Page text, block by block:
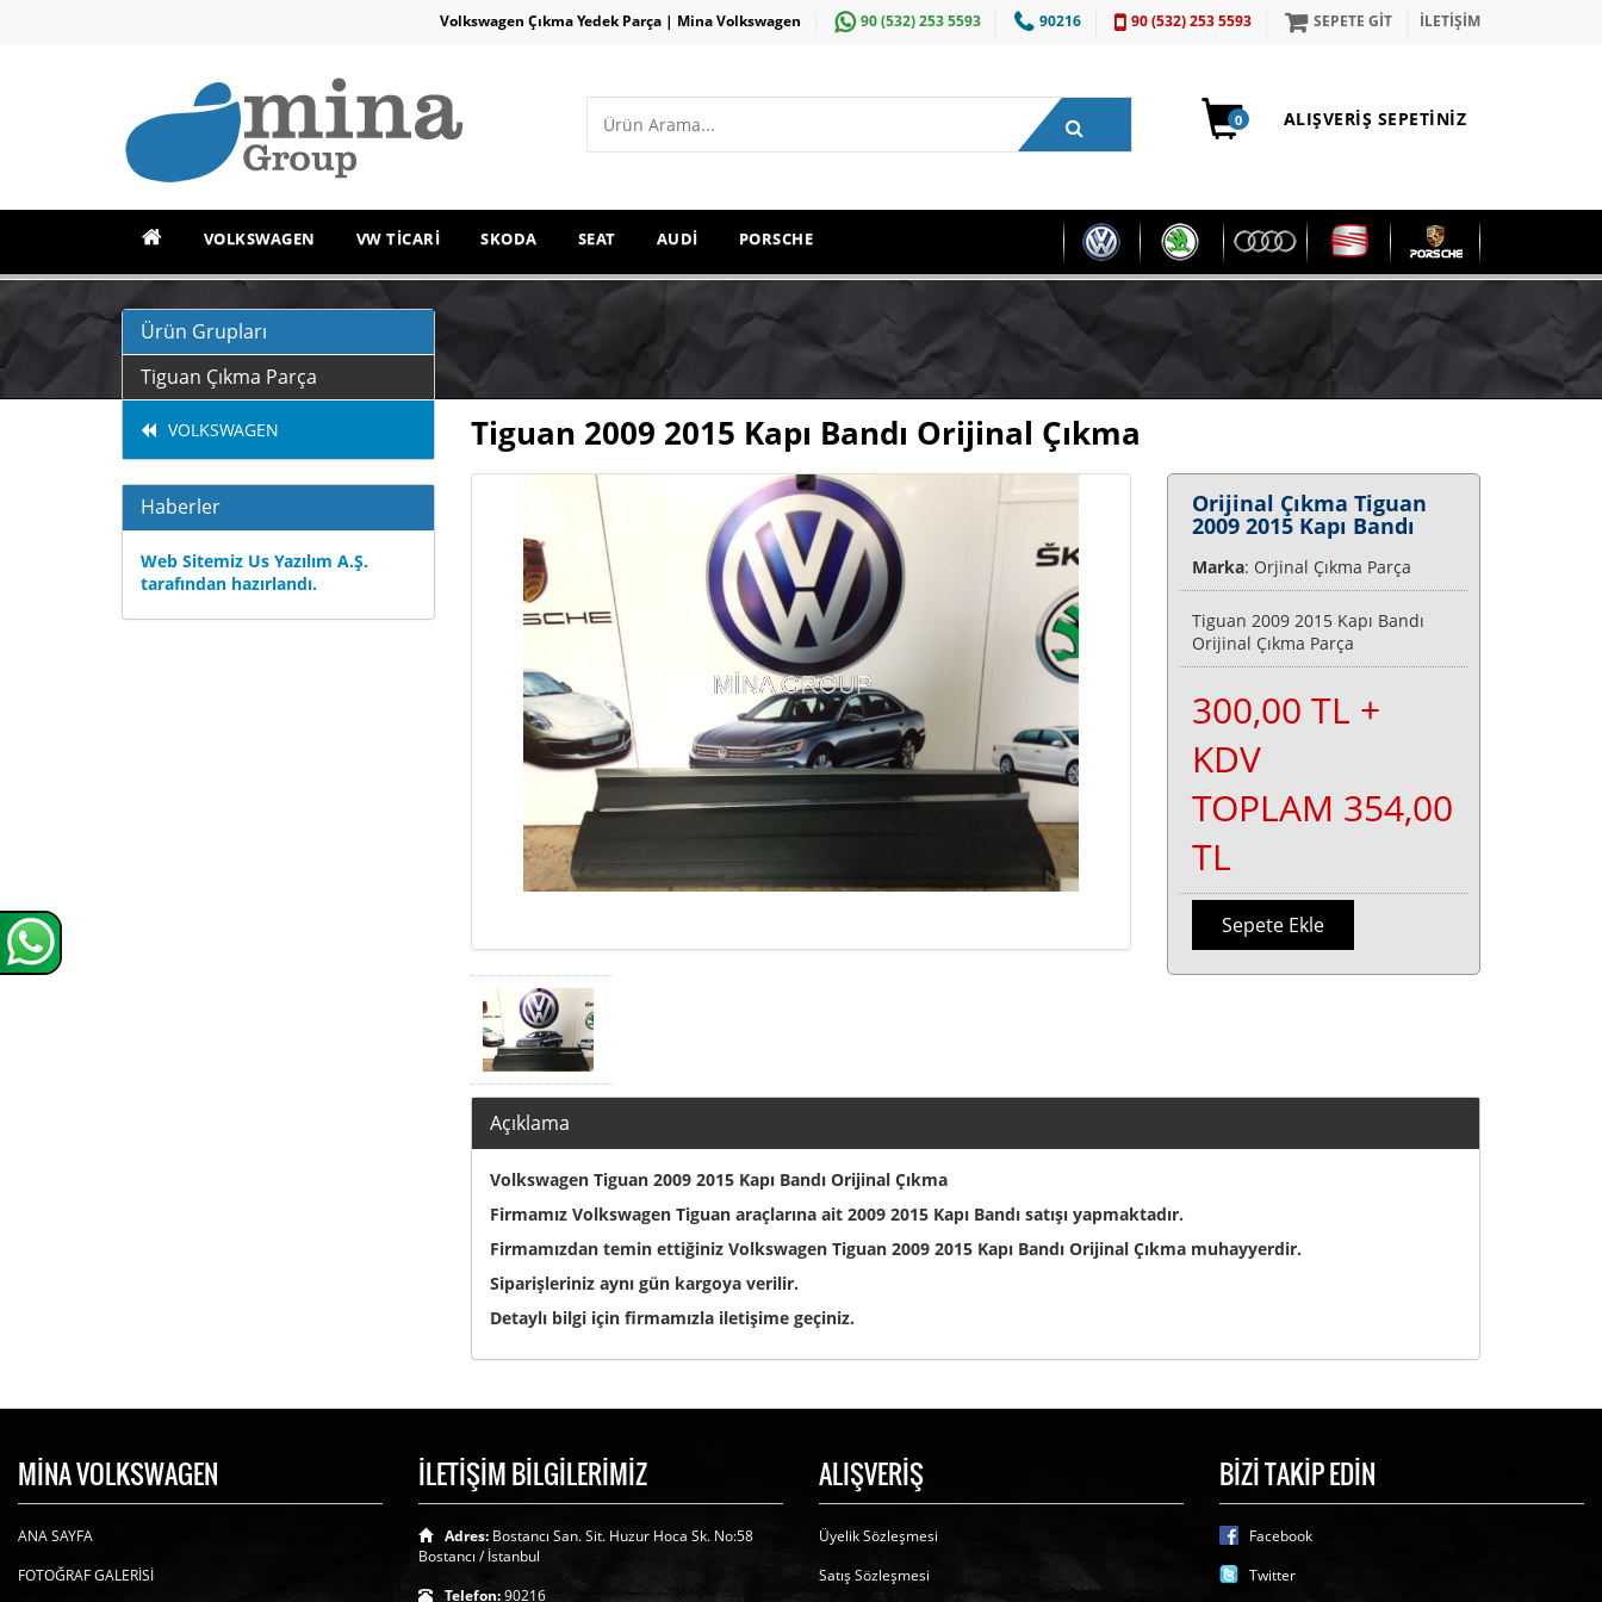
Volkswagen Çıkma Yedek Parça | Mina Volkswagen 90 (532) 253 5593 90216 90 (532) 253 5593 SEPETE GİT İLETİŞİM
0 ALIŞVERIŞ SEPETINIZ
VOLKSWAGEN VW TİCARİ SKODA SEAT AUDİ PORSCHE
Ürün Grupları
Tiguan Çıkma Parça
VOLKSWAGEN
Haberler
Web Sitemiz Us Yazılım A.Ş.
tarafından hazırlandı.
Tiguan 2009 2015 Kapı Bandı Orijinal Çıkma
Orijinal Çıkma Tiguan
2009 2015 Kapı Bandı
Marka: Orjinal Çıkma Parça
Tiguan 2009 2015 Kapı Bandı
Orijinal Çıkma Parça
300,00 TL +
KDV
TOPLAM 354,00
TL
Sepete Ekle
Açıklama
Volkswagen Tiguan 2009 2015 Kapı Bandı Orijinal Çıkma
Firmamız Volkswagen Tiguan araçlarına ait 2009 2015 Kapı Bandı satışı yapmaktadır.
Firmamızdan temin ettiğiniz Volkswagen Tiguan 2009 2015 Kapı Bandı Orijinal Çıkma muhayyerdir.
Siparişleriniz aynı gün kargoya verilir.
Detaylı bilgi için firmamızla iletişime geçiniz.
MİNA VOLKSWAGEN
ANA SAYFA
FOTOĞRAF GALERİSİ
İLETİŞİM BİLGİLERİMİZ
Adres: Bostancı San. Sit. Huzur Hoca Sk. No:58
Bostancı / İstanbul
Telefon:90216
ALIŞVERİŞ
Üyelik Sözleşmesi
Satış Sözleşmesi
BİZİ TAKİP EDİN
Facebook
Twitter